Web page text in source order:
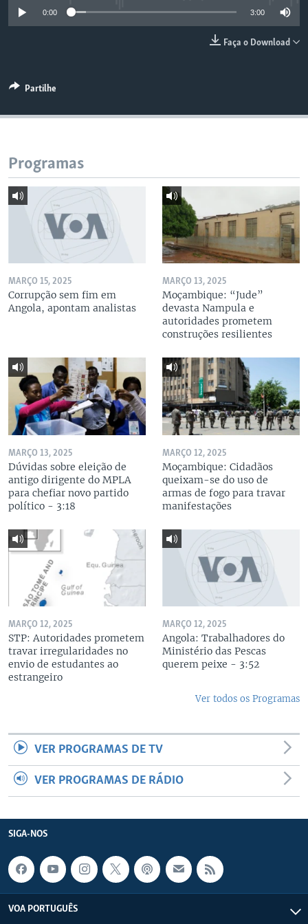
0:00 3:00
Faça o Download
Partilhe
Programas
MARÇO 15, 2025
Corrupção sem fim em
Angola, apontam analistas
MARÇO 13, 2025
Moçambique: “Jude”
devasta Nampula e
autoridades prometem
construções resilientes
MARÇO 13, 2025
Dúvidas sobre eleição de
antigo dirigente do MPLA
para chefiar novo partido
político - 3:18
MARÇO 12, 2025
Moçambique: Cidadãos
queixam-se do uso de
armas de fogo para travar
manifestações
MARÇO 12, 2025
STP: Autoridades prometem
travar irregularidades no
envio de estudantes ao
estrangeiro
MARÇO 12, 2025
Angola: Trabalhadores do
Ministério das Pescas
querem peixe - 3:52
Ver todos os Programas
VER PROGRAMAS DE TV
VER PROGRAMAS DE RÁDIO
SIGA-NOS
VOA PORTUGUÊS